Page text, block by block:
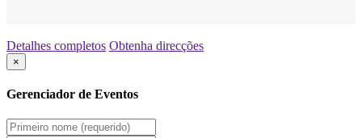
Detalhes completos Obtenha direcções
×
Gerenciador de Eventos